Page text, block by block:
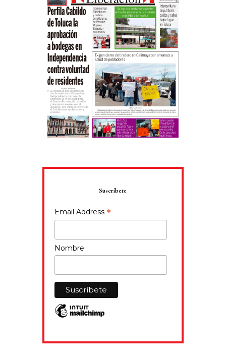
Suscríbete
Email Address *
Nombre